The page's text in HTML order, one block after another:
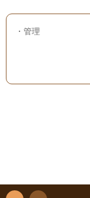
ブ
・ 管理